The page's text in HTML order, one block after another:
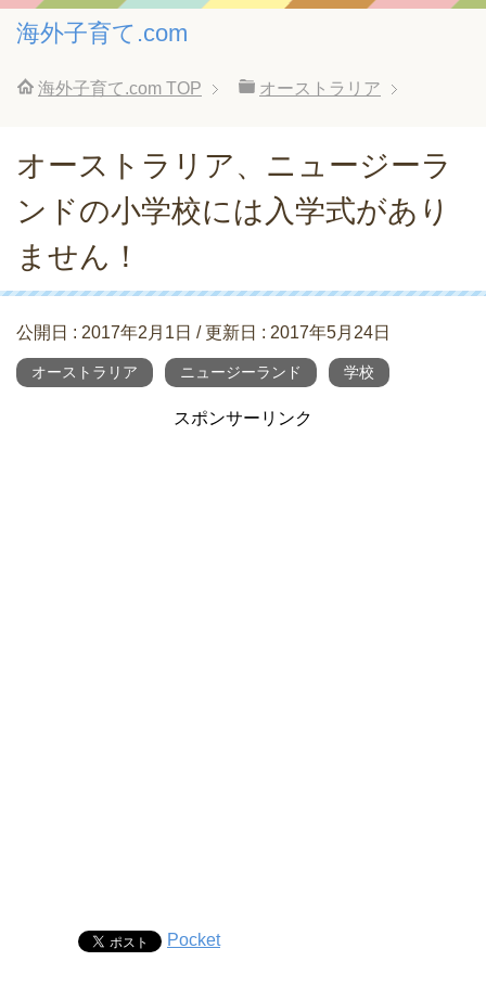
海外子育て.com
海外子育て.com TOP オーストラリア
オーストラリア、ニュージーラ
ンドの小学校には入学式があり
ません！
公開日 : 2017年2月1日 / 更新日 : 2017年5月24日
オーストラリア ニュージーランド 学校
スポンサーリンク
Pocket